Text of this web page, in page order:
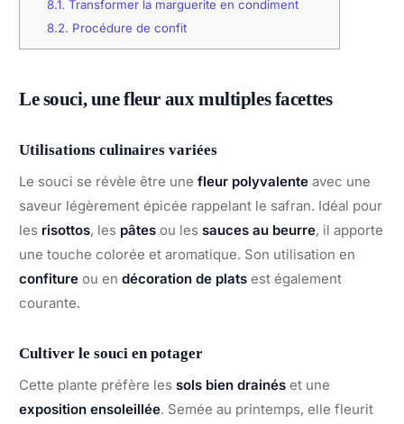
8.1. Transformer la marguerite en condiment
8.2. Procédure de confit
Le souci, une fleur aux multiples facettes
Utilisations culinaires variées
Le souci se révèle être une fleur polyvalente avec une
saveur légèrement épicée rappelant le safran. Idéal pour
les risottos, les pâtes ou les sauces au beurre, il apporte
une touche colorée et aromatique. Son utilisation en
confiture ou en décoration de plats est également
courante.
Cultiver le souci en potager
Cette plante préfère les sols bien drainés et une
exposition ensoleillée. Semée au printemps, elle fleurit